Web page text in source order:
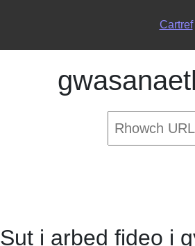
Cartref
Sut i arbed fideo i